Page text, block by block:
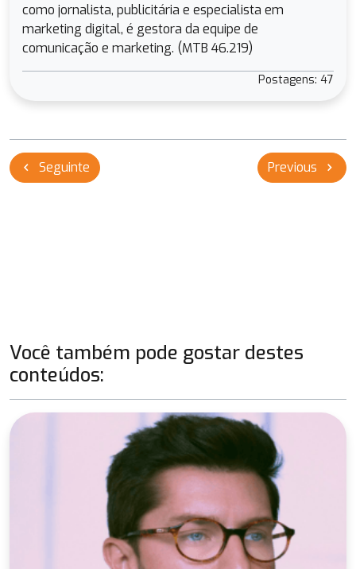
como jornalista, publicitária e especialista em
marketing digital, é gestora da equipe de
comunicação e marketing. (MTB 46.219)
Postagens: 47
Navegação
de
Previous chevron_right
chevron_left Seguinte
Você também pode gostar destes
conteúdos: